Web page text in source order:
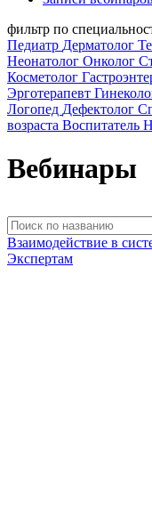
фильтр по
Педиатр Дерматолог
Неонатолог Онколог
Косметолог
Эрготерапевт
Логопед Дефектолог
возраста Воспитатель
Вебинары
Взаимодействие в
Экспертам